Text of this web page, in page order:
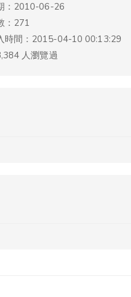
：2010-06-26
：271
時間：2015-04-10 00:13:29
人瀏覽過